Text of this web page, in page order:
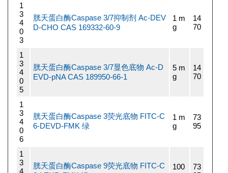
1
3
4
0
3
胱天蛋白酶Caspase 3/7抑制剂 Ac-DEV
D-CHO CAS 169332-60-9
1 m
g
14
70
1
3
4
0
5
胱天蛋白酶Caspase 3/7显色底物 Ac-D
EVD-pNA CAS 189950-66-1
5 m
g
14
70
1
3
4
0
6
胱天蛋白酶Caspase 3荧光底物 FITC-C
6-DEVD-FMK 绿
1 m
g
73
95
1
3
4
胱天蛋白酶Caspase 9荧光底物 FITC-C
100
73